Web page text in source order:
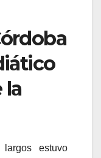
la
estuvo